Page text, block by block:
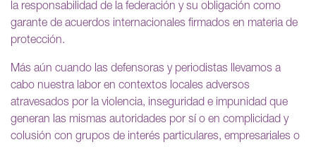
la responsabilidad de la federación y su obligación como
garante de acuerdos internacionales firmados en materia de
protección.
Más aún cuando las defensoras y periodistas llevamos a
cabo nuestra labor en contextos locales adversos
atravesados por la violencia, inseguridad e impunidad que
generan las mismas autoridades por sí o en complicidad y
colusión con grupos de interés particulares, empresariales o